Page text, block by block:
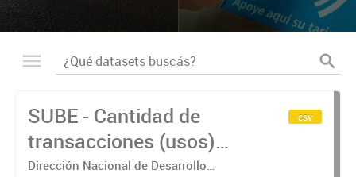
SUBE - Cantidad de
transacciones (usos)
por fecha
Dirección Nacional de Desarrollo
csv